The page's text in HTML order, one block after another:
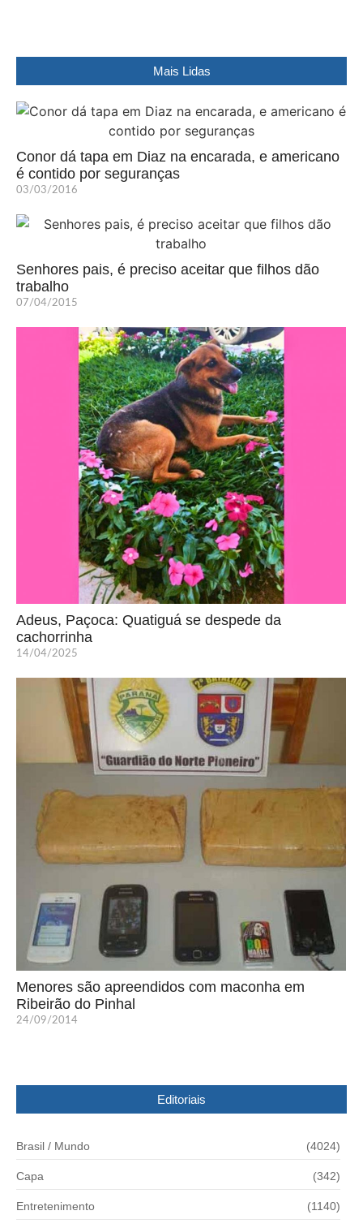
Mais Lidas
Conor dá tapa em Diaz na encarada, e americano
é contido por seguranças
03/03/2016
Senhores pais, é preciso aceitar que filhos dão
trabalho
07/04/2015
Adeus, Paçoca: Quatiguá se despede da
cachorrinha
14/04/2025
Menores são apreendidos com maconha em
Ribeirão do Pinhal
24/09/2014
Editoriais
Brasil / Mundo (4024)
Capa (342)
Entretenimento (1140)